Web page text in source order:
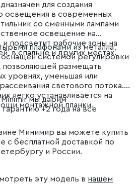
для создания
освещения в современных
со сменными лампами
освещение на
и подсветит рабочие зоны на
в спальне и других местах.
плафонами из металла,
оснащен системой регулировки
позволяющей размещать
уровнях, уменьшая или
светового потока.
легко устанавливается на
монтажной планки.
мы дарим
+2 года на все
Минимир вы можете купить
с бесплатной доставкой по
и России.
эту модель в нашем